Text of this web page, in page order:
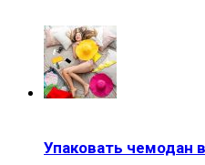
Упаковать чемодан